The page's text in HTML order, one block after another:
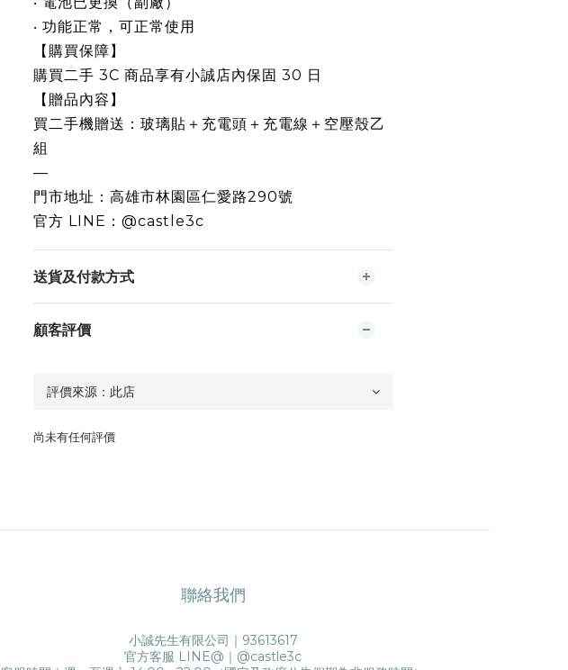
‧ 功能正常，可正常使用
【購買保障】
購買二手 3C 商品享有小誠店內保固 30 日
【贈品內容】
買二手機贈送：玻璃貼＋充電頭＋充電線＋空壓殼乙
組
—
門市地址：高雄市林園區仁愛路290號
官方 LINE：@castle3c
送貨及付款方式
顧客評價
尚未有任何評價
聯絡我們
小誠先生有限公司｜93613617
官方客服 LINE@｜ @castle3c